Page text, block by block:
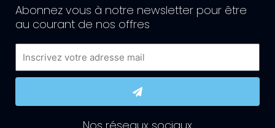
Abonnez vous à notre newsletter pour être
au courant de nos offres